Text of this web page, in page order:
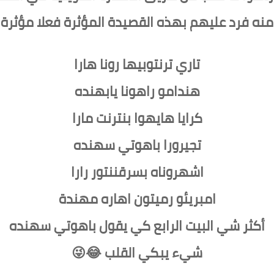
منه فرد عليهم بهذه القصيدة المؤثرة فعلا
تاري ترنتوبيها رونا هارا
هندامو راهونا يابهنده
كرايا هايهوا بنترنت مارا
تجيرورا باهوتي سهنده
اشهروناه بسرقننتور رارا
امبريئو رميتون اهاره مهندة
أكثر شي البيت الرابع كي يقول باهوتي سهنده
شيء يبكي القلب 😂😜